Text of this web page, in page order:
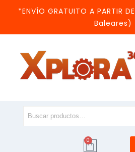
*ENVÍO GRATUITO A PARTIR
Baleares)
0